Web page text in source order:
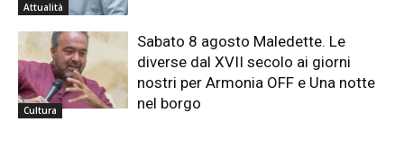
Attualità
Cultura
Sabato 8 agosto Maledette. Le
diverse dal XVII secolo ai giorni
nostri per Armonia OFF e Una notte
nel borgo